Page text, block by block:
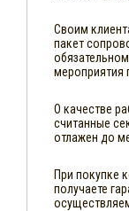
Своим
пакет
мероприятия
О качестве
считанные
отлажен до
При покупке
получаете